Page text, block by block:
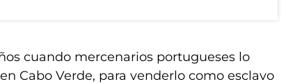
cuando mercenarios portugueses lo
Cabo Verde, para venderlo como esclavo